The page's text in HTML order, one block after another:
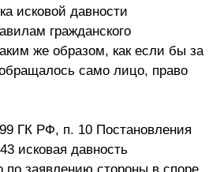
исковой давности
гражданского
же образом, как если бы за
само лицо, право
ГК РФ, п. 10 Постановления
исковая давность